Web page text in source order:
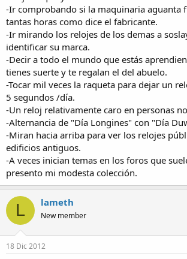
-Ir comprobando si la maquinaria aguanta
tantas horas como dice el fabricante.
-Ir mirando los relojes de los demas a
identificar su marca.
-Decir a todo el mundo que estás
tienes suerte y te regalan el del abuelo.
-Tocar mil veces la raqueta para dejar un
5 segundos /día.
-Un reloj relativamente caro en personas
-Alternancia de "Día Longines" con "Día
-Miran hacia arriba para ver los relojes
edificios antiguos.
-A veces inician temas en los foros que
presento mi modesta colección.
L lameth
New member
18 Dic 2012